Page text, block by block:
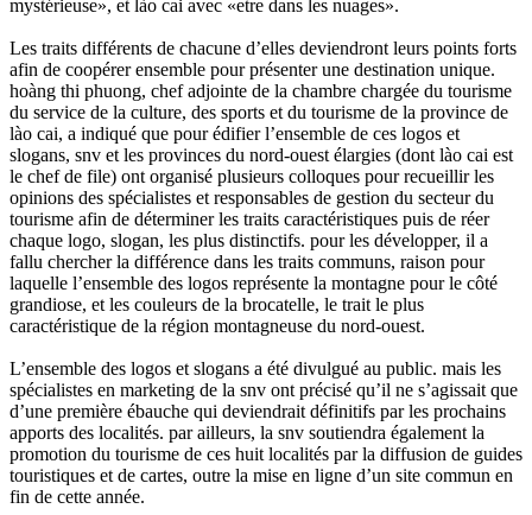
mystérieuse», et lào cai avec «etre dans les nuages».
Les traits différents de chacune d’elles deviendront leurs points forts
afin de coopérer ensemble pour présenter une destination unique.
hoàng thi phuong, chef adjointe de la chambre chargée du tourisme
du service de la culture, des sports et du tourisme de la province de
lào cai, a indiqué que pour édifier l’ensemble de ces logos et
slogans, snv et les provinces du nord-ouest élargies (dont lào cai est
le chef de file) ont organisé plusieurs colloques pour recueillir les
opinions des spécialistes et responsables de gestion du secteur du
tourisme afin de déterminer les traits caractéristiques puis de réer
chaque logo, slogan, les plus distinctifs. pour les développer, il a
fallu chercher la différence dans les traits communs, raison pour
laquelle l’ensemble des logos représente la montagne pour le côté
grandiose, et les couleurs de la brocatelle, le trait le plus
caractéristique de la région montagneuse du nord-ouest.
L’ensemble des logos et slogans a été divulgué au public. mais les
spécialistes en marketing de la snv ont précisé qu’il ne s’agissait que
d’une première ébauche qui deviendrait définitifs par les prochains
apports des localités. par ailleurs, la snv soutiendra également la
promotion du tourisme de ces huit localités par la diffusion de guides
touristiques et de cartes, outre la mise en ligne d’un site commun en
fin de cette année.